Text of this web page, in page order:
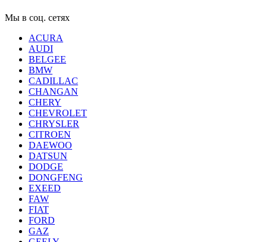
Мы в соц. сетях
ACURA
AUDI
BELGEE
BMW
CADILLAC
CHANGAN
CHERY
CHEVROLET
CHRYSLER
CITROEN
DAEWOO
DATSUN
DODGE
DONGFENG
EXEED
FAW
FIAT
FORD
GAZ